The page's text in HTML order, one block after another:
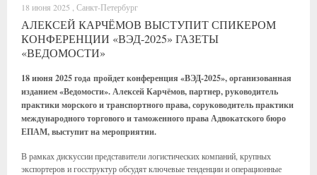
18 июня 2025 , Санкт-Петербург
АЛЕКСЕЙ КАРЧЁМОВ ВЫСТУПИТ СПИКЕРОМ
КОНФЕРЕНЦИИ «ВЭД-2025» ГАЗЕТЫ
«ВЕДОМОСТИ»
18 июня 2025 года пройдет конференция «ВЭД-2025», организованная
изданием «Ведомости». Алексей Карчёмов, партнер, руководитель
практики морского и транспортного права, соруководитель практики
международного торгового и таможенного права Адвокатского бюро
ЕПАМ, выступит на мероприятии.
В рамках дискуссии представители логистических компаний, крупных
экспортеров и госструктур обсудят ключевые тенденции и операционные